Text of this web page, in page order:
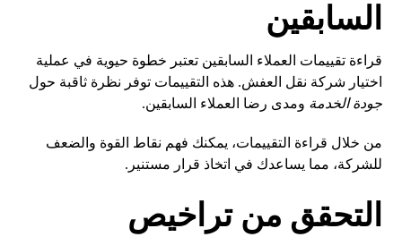
السابقين
قراءة تقييمات العملاء السابقين تعتبر خطوة حيوية في عملية
اختيار شركة نقل العفش. هذه التقييمات توفر نظرة ثاقبة حول
جودة الخدمة ومدى رضا العملاء السابقين.
من خلال قراءة التقييمات، يمكنك فهم نقاط القوة والضعف
للشركة، مما يساعدك في اتخاذ قرار مستنير.
التحقق من تراخيص